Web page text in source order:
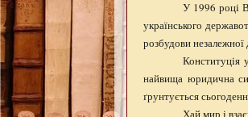
У 1996 році
українського
розбудови незалежної
Конституція
найвища юридична
ґрунтується
Хай мир і